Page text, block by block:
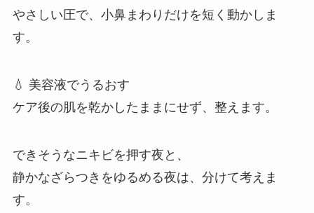
やさしい圧で、小鼻まわりだけを短く動かしま
す。
💧 美容液でうるおす
ケア後の肌を乾かしたままにせず、整えます。
できそうなニキビを押す夜と、
静かなざらつきをゆるめる夜は、分けて考えま
す。